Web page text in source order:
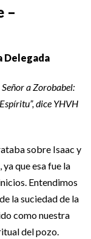
–
Delegada
a Zorobabel:
dice YHVH
sobre Isaac y
que esa fue la
Entendimos
la suciedad de la
como nuestra
del pozo.